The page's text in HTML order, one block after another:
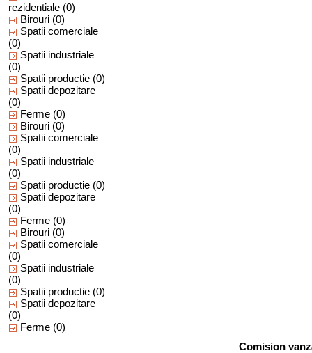
rezidentiale (0)
Birouri (0)
Spatii comerciale
(0)
Spatii industriale
(0)
Spatii productie (0)
Spatii depozitare
(0)
Ferme (0)
Birouri (0)
Spatii comerciale
(0)
Spatii industriale
(0)
Spatii productie (0)
Spatii depozitare
(0)
Ferme (0)
Birouri (0)
Spatii comerciale
(0)
Spatii industriale
(0)
Spatii productie (0)
Spatii depozitare
(0)
Ferme (0)
Comision